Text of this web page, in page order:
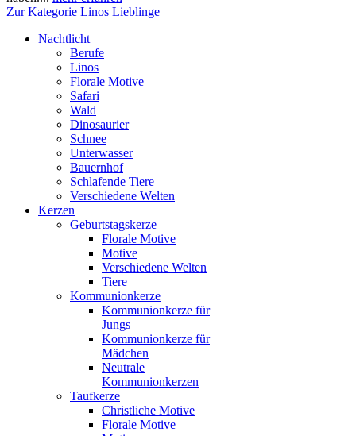
Zur Kategorie Linos Lieblinge
Nachtlicht
Berufe
Linos
Florale Motive
Safari
Wald
Dinosaurier
Schnee
Unterwasser
Bauernhof
Schlafende Tiere
Verschiedene Welten
Kerzen
Geburtstagskerze
Florale Motive
Motive
Verschiedene Welten
Tiere
Kommunionkerze
Kommunionkerze für
Jungs
Kommunionkerze für
Mädchen
Neutrale
Kommunionkerzen
Taufkerze
Christliche Motive
Florale Motive